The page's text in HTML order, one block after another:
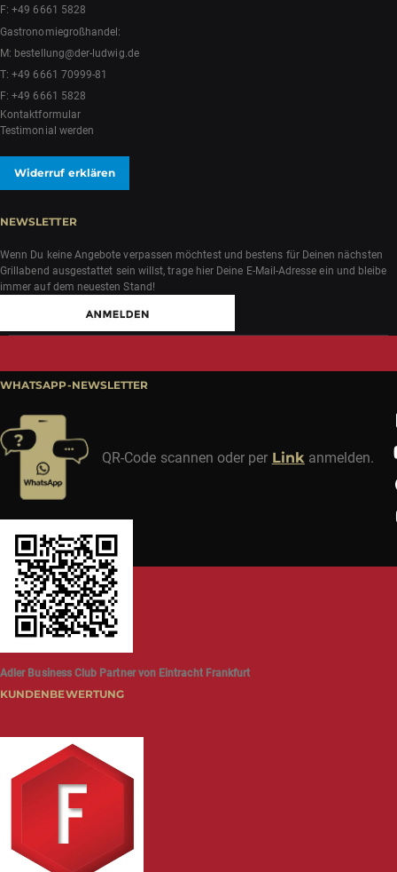
F: +49 6661 5828
Gastronomiegroßhandel:
M: bestellung@der-ludwig.de
T:+49 6661 70999-81
F: +49 6661 5828
Kontaktformular
Testimonial werden
Widerruf erklären
NEWSLETTER
Wenn Du keine Angebote verpassen möchtest und bestens für Deinen nächsten
Grillabend ausgestattet sein willst, trage hier Deine E-Mail-Adresse ein und bleibe
immer auf dem neuesten Stand!
WHATSAPP-NEWSLETTER
QR-Code scannen oder per Linkanmelden.
Adler Business Club Partner von Eintracht Frankfurt
KUNDENBEWERTUNG